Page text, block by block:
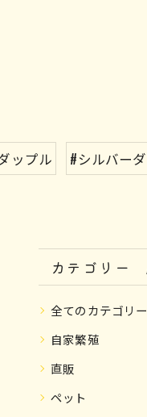
ップル
#シルバー
カテゴリー
全てのカテゴリー
自家繁殖
直販
ペット